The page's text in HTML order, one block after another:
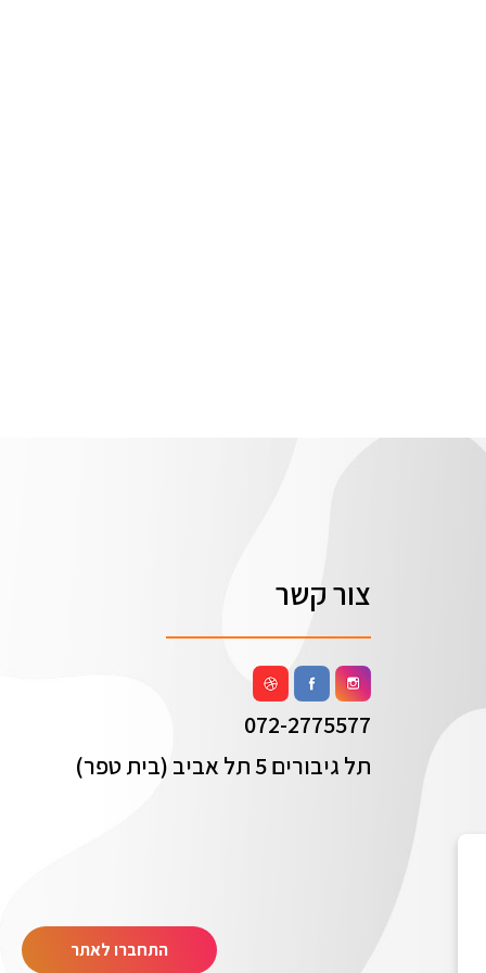
צור קשר
072-2775577
תל גיבורים 5 תל אביב (בית טפר)
התחברו לאתר